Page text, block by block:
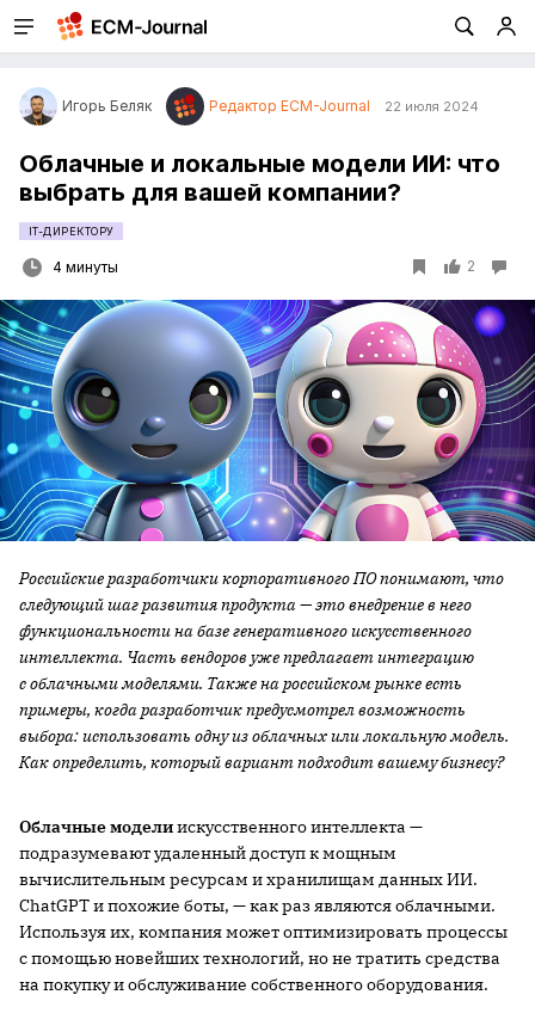
Игорь Беляк Редактор ECM-Journal 22 июля 2024
Облачные и локальные модели ИИ: что
выбрать для вашей компании?
IT-ДИРЕКТОРУ
4 минуты 2
Российские разработчики корпоративного ПО понимают, что
следующий шаг развития продукта — это внедрение в него
функциональности на базе генеративного искусственного
интеллекта. Часть вендоров уже предлагает интеграцию
с облачными моделями. Также на российском рынке есть
примеры, когда разработчик предусмотрел возможность
выбора: использовать одну из облачных или локальную модель.
Как определить, который вариант подходит вашему бизнесу?
Облачные моделиискусственного интеллекта —
подразумевают удаленный доступ к мощным
вычислительным ресурсам и хранилищам данных ИИ.
ChatGPT и похожие боты, — как раз являются облачными.
Используя их, компания может оптимизировать процессы
с помощью новейших технологий, но не тратить средства
на покупку и обслуживание собственного оборудования.